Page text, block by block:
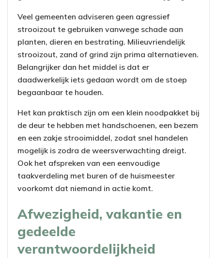
Veel gemeenten adviseren geen agressief
strooizout te gebruiken vanwege schade aan
planten, dieren en bestrating. Milieuvriendelijk
strooizout, zand of grind zijn prima alternatieven.
Belangrijker dan het middel is dat er
daadwerkelijk iets gedaan wordt om de stoep
begaanbaar te houden.
Het kan praktisch zijn om een klein noodpakket bij
de deur te hebben met handschoenen, een bezem
en een zakje strooimiddel, zodat snel handelen
mogelijk is zodra de weersverwachting dreigt.
Ook het afspreken van een eenvoudige
taakverdeling met buren of de huismeester
voorkomt dat niemand in actie komt.
Afwezigheid, vakantie en
gedeelde
verantwoordelijkheid